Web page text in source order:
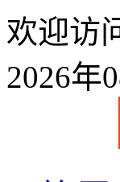
欢迎访
2026